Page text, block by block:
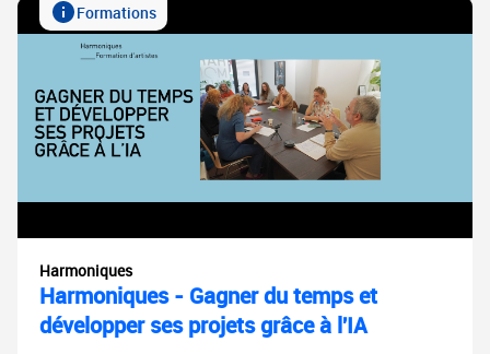
Formations
Harmoniques
Harmoniques - Gagner du temps et
développer ses projets grâce à l'IA